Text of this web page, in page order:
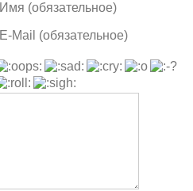
Имя (обязательное)
E-Mail (обязательное)